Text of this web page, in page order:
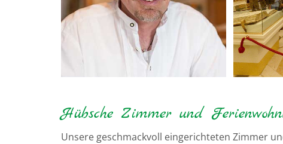
Hübsche Zimmer und
Unsere geschmackvoll eingerichteten Zimmer